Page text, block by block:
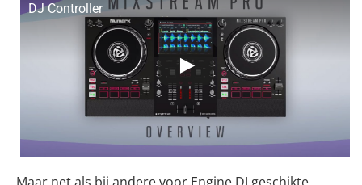
DJ Controller